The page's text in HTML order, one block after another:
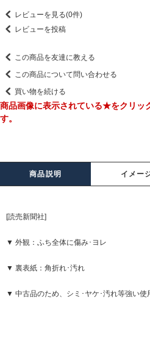
レビューを見る(0件)
レビューを投稿
この商品を友達に教える
この商品について問い合わせる
買い物を続ける
商品画像に表示されている★をクリッ
す。
商品説明 イメー
[読売新聞社]
▼ 外観：ふち全体に傷み･ヨレ
▼ 裏表紙：角折れ･汚れ
▼ 中古品のため、シミ･ヤケ･汚れ等強い使